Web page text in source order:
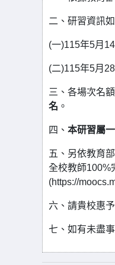
二、研習資訊如
(一)115年5月
(二)115年5月
三、各場次名
名 。
四、 本研習屬
五、另依教育
全校教師100%
(https://
六、請貴校惠
七、如有未盡